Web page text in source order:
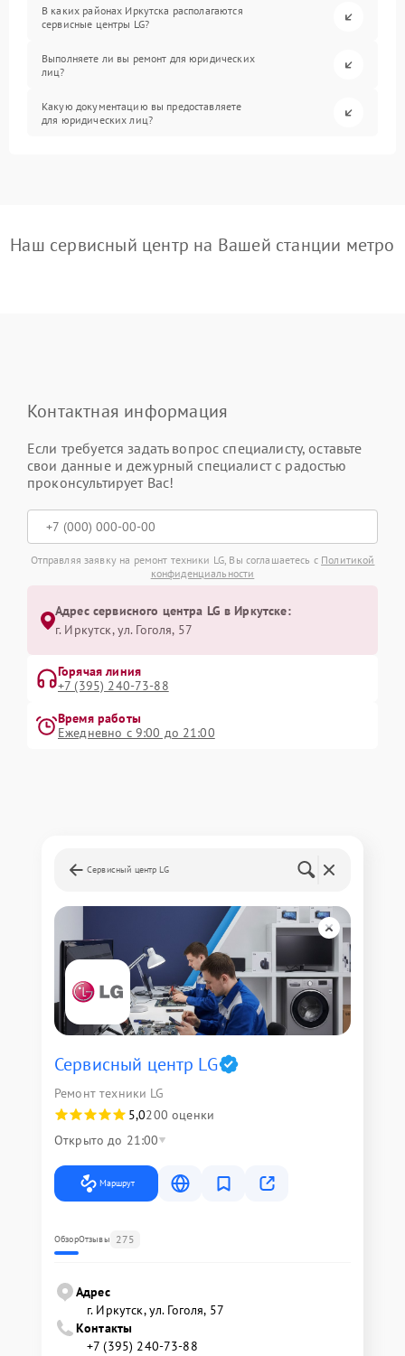
В каких районах Иркутска располагаются
сервисные центры LG?
Выполняете ли вы ремонт для юридических
лиц?
Какую документацию вы предоставляете
для юридических лиц?
Наш сервисный центр на Вашей станции метро
Контактная информация
Если требуется задать вопрос специалисту, оставьте
свои данные и дежурный специалист с радостью
проконсультирует Вас!
Отправляя заявку на ремонт техники LG, Вы соглашаетесь с Политикой
конфиденциальности
Адрес сервисного центра LG в Иркутске:
г. Иркутск, ул. ​Гоголя, 57
Горячая линия
+7 (395) 240-73-88
Время работы
Ежедневно с 9:00 до 21:00
Сервисный центр LG
Сервисный центр LG
Ремонт техники LG
5,0200 оценки
Открыто до 21:00
Маршрут
ОбзорОтзывы 275
Адрес
г. Иркутск, ул. ​Гоголя, 57
Контакты
+7 (395) 240-73-88